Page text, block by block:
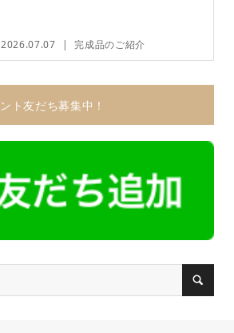
2026.07.07 完成品のご紹介
ト友だち募集中！